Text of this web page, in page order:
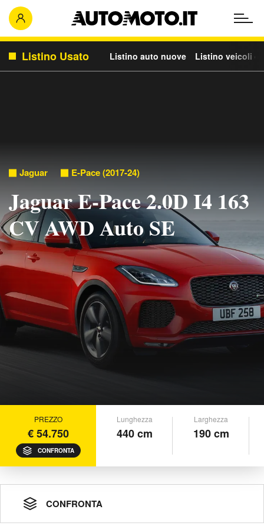
Listino Usato Listino auto nuove Listino veicoli
Jaguar E-Pace (2017-24)
Jaguar E-Pace 2.0D I4 163
CV AWD Auto SE
PREZZO
€ 54.750
CONFRONTA
Lunghezza
440 cm
Larghezza
190 cm
CONFRONTA